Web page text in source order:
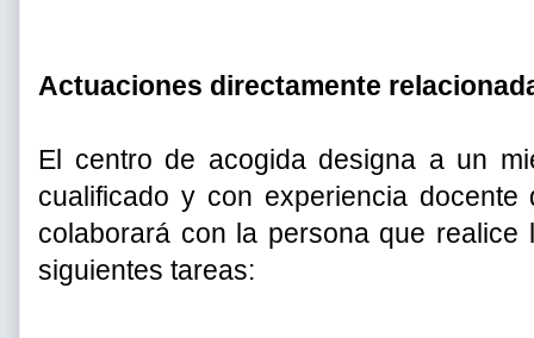
Actuaciones directamente
El centro de acogida designa a un
cualificado y con experiencia
colaborará con la persona que
siguientes tareas: